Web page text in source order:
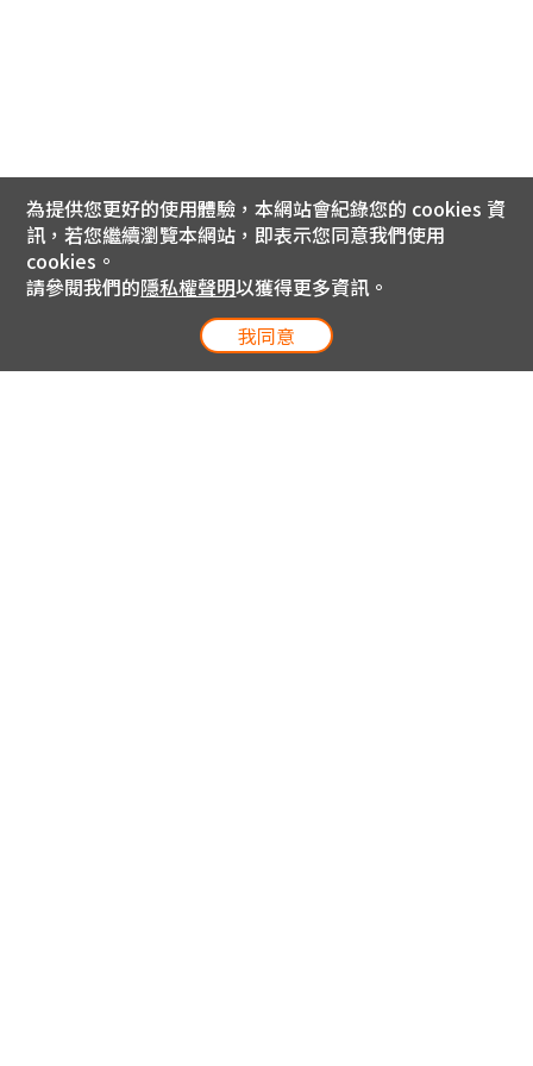
為提供您更好的使用體驗，本網站會紀錄您的 cookies 資
訊，若您繼續瀏覽本網站，即表示您同意我們使用
cookies。
請參閱我們的隱私權聲明以獲得更多資訊。
我同意